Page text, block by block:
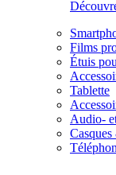
Films
Étuis
Tablette
Audio-